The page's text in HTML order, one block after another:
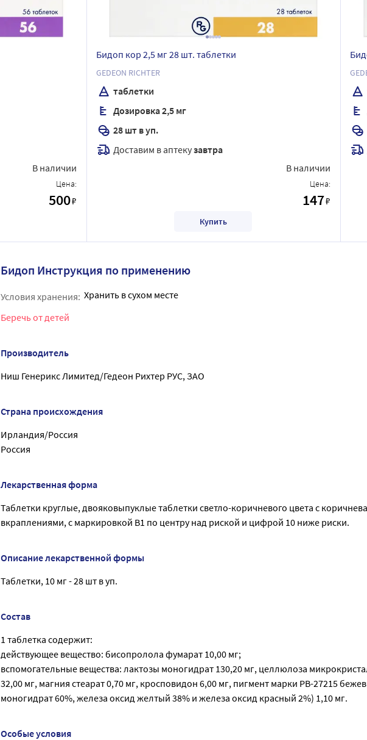
В наличии
Цена:
500₽
Бидоп кор 2,5 мг 28 шт. таблетки
GEDEON RICHTER
таблетки
Дозировка 2,5 мг
28 шт в уп.
Доставим в аптекузавтра
В наличии
Цена:
147₽
Купить
Бидоп Инструкция по применению
Условия хранения: Хранить в сухом месте
Беречь от детей
Производитель
Ниш Генерикс Лимитед/Гедеон Рихтер РУС, ЗАО
Страна происхождения
Ирландия/Россия
Россия
Лекарственная форма
Таблетки круглые, двояковыпуклые таблетки светло-коричневого цвета с
вкраплениями, с маркировкой В1 по центру над риской и цифрой 10 ниже риски.
Описание лекарственной формы
Таблетки, 10 мг - 28 шт в уп.
Состав
1 таблетка содержит:
действующее вещество: бисопролола фумарат 10,00 мг;
вспомогательные вещества: лактозы моногидрат 130,20 мг, целлюлоза
32,00 мг, магния стеарат 0,70 мг, кросповидон 6,00 мг, пигмент марки РВ-27215
моногидрат 60%, железа оксид желтый 38% и железа оксид красный 2%) 1,10 мг.
Особые условия